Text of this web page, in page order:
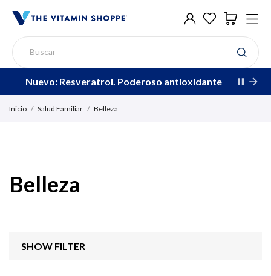
Nuevo: Resveratrol. Poderoso antioxidante
Inicio Salud Familiar Belleza
Belleza
SHOW FILTER